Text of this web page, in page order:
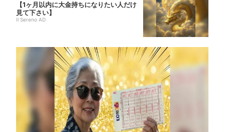
【1ヶ月以内に大金持ちになりたい人だけ
見て下さい】
Il Sereno AD